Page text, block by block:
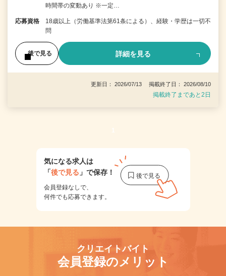
時間帯の変動あり ※一定…
応募資格
18歳以上（労働基準法第61条による）、経験・学歴は一切不
問
後で見る 詳細を見る
更新日： 2026/07/13 掲載終了日： 2026/08/10
掲載終了まであと2日
1
気になる求人は
「後で見る 」で保存！
会員登録なしで、
何件でも応募できます。
クリエイトバイト
会員登録のメリット